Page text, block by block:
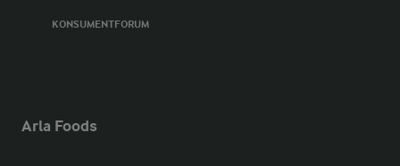
KONSUMENTFORUM
Arla Foods